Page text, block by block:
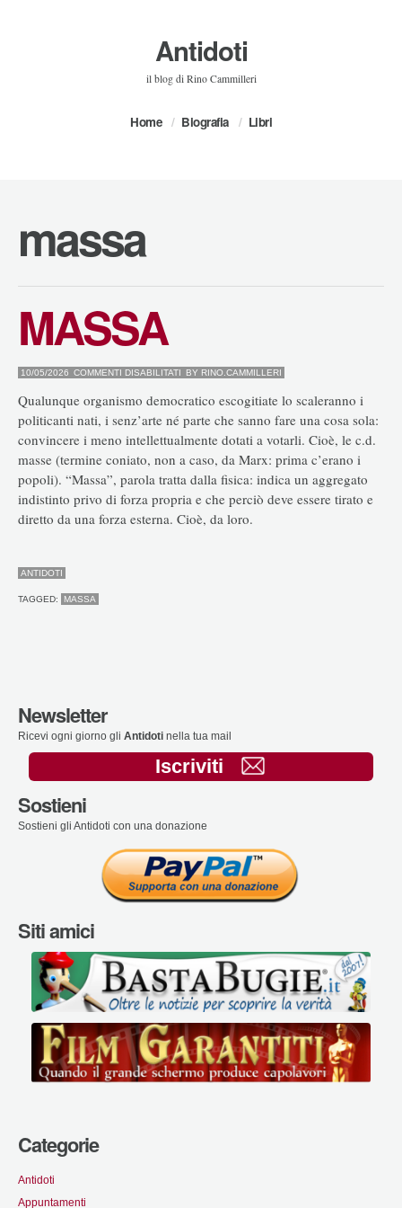
Antidoti
il blog di Rino Cammilleri
Home Biografia Libri
massa
MASSA
10/05/2026 COMMENTI DISABILITATI SU
BY RINO.CAMMILLERI
Qualunque organismo democratico escogitiate lo scaleranno i
politicanti nati, i senz’arte né parte che sanno fare una cosa sola:
convincere i meno intellettualmente dotati a votarli. Cioè, le c.d.
masse (termine coniato, non a caso, da Marx: prima c’erano i
popoli). “Massa”, parola tratta dalla fisica: indica un aggregato
indistinto privo di forza propria e che perciò deve essere tirato e
diretto da una forza esterna. Cioè, da loro.
ANTIDOTI
TAGGED: MASSA
Newsletter
Ricevi ogni giorno gli Antidoti nella tua mail
Iscriviti
Sostieni
Sostieni gli Antidoti con una donazione
Siti amici
Categorie
Antidoti
Appuntamenti